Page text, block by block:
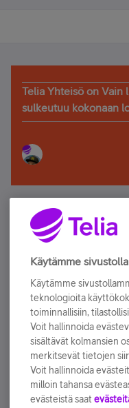
Telia Yhteisö on Vain
sulkeutuu kokonaan
Älä jää paitsi –
Tilaa Telian
sähköpostiisi.
Tilaa nyt
Käytämme
Käytämme
teknologioita
toiminnallisiin,
Voit hallinnoida
sisältävät kolmansien
merkitsevät tietojen
Voit hallinnoida
milloin tahansa
evästeistä saat